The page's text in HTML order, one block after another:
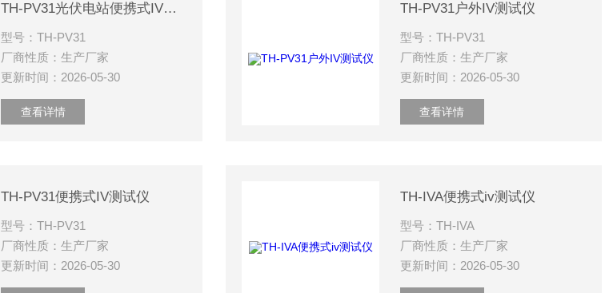
TH-PV31光伏电站便携式IV功率测试仪
型号：TH-PV31
厂商性质：生产厂家
更新时间：2026-05-30
查看详情
TH-PV31户外IV测试仪
型号：TH-PV31
厂商性质：生产厂家
更新时间：2026-05-30
查看详情
TH-PV31便携式IV测试仪
型号：TH-PV31
厂商性质：生产厂家
更新时间：2026-05-30
TH-IVA便携式iv测试仪
型号：TH-IVA
厂商性质：生产厂家
更新时间：2026-05-30